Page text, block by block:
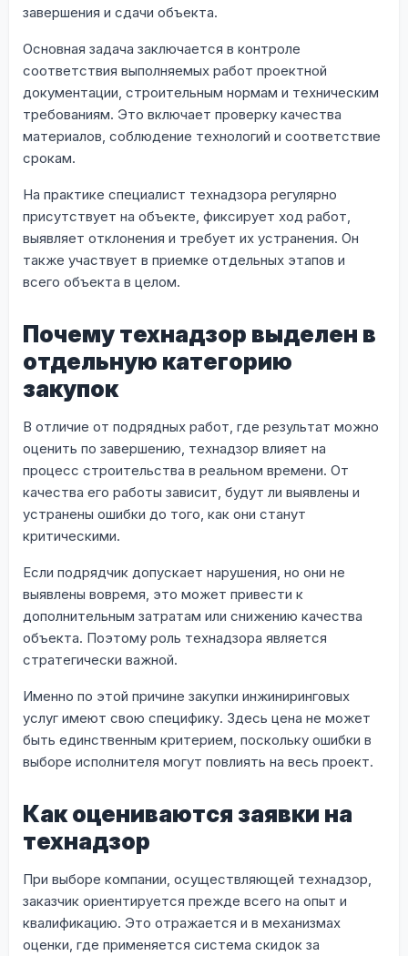
завершения и сдачи объекта.
Основная задача заключается в контроле
соответствия выполняемых работ проектной
документации, строительным нормам и техническим
требованиям. Это включает проверку качества
материалов, соблюдение технологий и соответствие
срокам.
На практике специалист технадзора регулярно
присутствует на объекте, фиксирует ход работ,
выявляет отклонения и требует их устранения. Он
также участвует в приемке отдельных этапов и
всего объекта в целом.
Почему технадзор выделен в
отдельную категорию
закупок
В отличие от подрядных работ, где результат можно
оценить по завершению, технадзор влияет на
процесс строительства в реальном времени. От
качества его работы зависит, будут ли выявлены и
устранены ошибки до того, как они станут
критическими.
Если подрядчик допускает нарушения, но они не
выявлены вовремя, это может привести к
дополнительным затратам или снижению качества
объекта. Поэтому роль технадзора является
стратегически важной.
Именно по этой причине закупки инжиниринговых
услуг имеют свою специфику. Здесь цена не может
быть единственным критерием, поскольку ошибки в
выборе исполнителя могут повлиять на весь проект.
Как оцениваются заявки на
технадзор
При выборе компании, осуществляющей технадзор,
заказчик ориентируется прежде всего на опыт и
квалификацию. Это отражается и в механизмах
оценки, где применяется система скидок за